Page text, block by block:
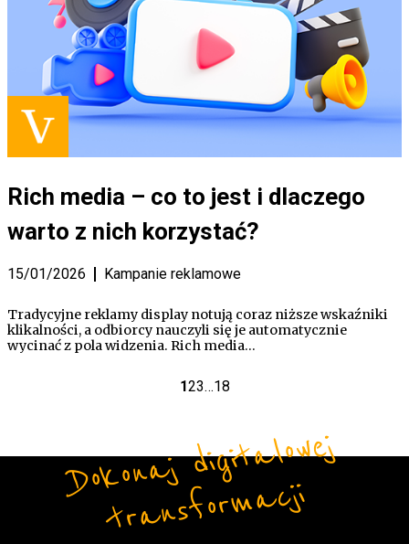
Rich media – co to jest i dlaczego
warto z nich korzystać?
15/01/2026 Kampanie reklamowe
Tradycyjne reklamy display notują coraz niższe wskaźniki
klikalności, a odbiorcy nauczyli się je automatycznie
wycinać z pola widzenia. Rich media…
123…18
Do
ko
n
aj
di
gi
t
alo
w
ej
t
r
a
ns
fo
r
m
a
cji